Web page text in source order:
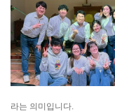
라는 의미입니다.